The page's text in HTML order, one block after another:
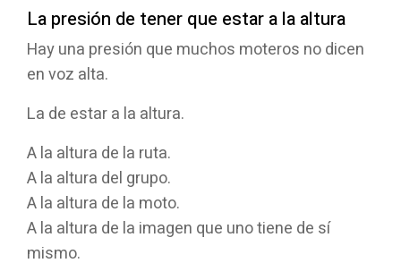
La presión de tener que estar a la altura
Hay una presión que muchos moteros no dicen
en voz alta.
La de estar a la altura.
A la altura de la ruta.
A la altura del grupo.
A la altura de la moto.
A la altura de la imagen que uno tiene de sí
mismo.